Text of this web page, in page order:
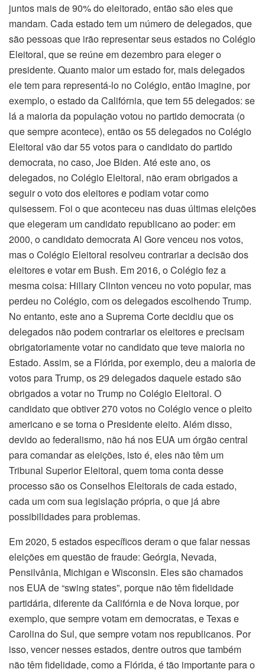
juntos mais de 90% do eleitorado, então são eles que
mandam. Cada estado tem um número de delegados, que
são pessoas que irão representar seus estados no Colégio
Eleitoral, que se reúne em dezembro para eleger o
presidente. Quanto maior um estado for, mais delegados
ele tem para representá-lo no Colégio, então imagine, por
exemplo, o estado da Califórnia, que tem 55 delegados: se
lá a maioria da população votou no partido democrata (o
que sempre acontece), então os 55 delegados no Colégio
Eleitoral vão dar 55 votos para o candidato do partido
democrata, no caso, Joe Biden. Até este ano, os
delegados, no Colégio Eleitoral, não eram obrigados a
seguir o voto dos eleitores e podiam votar como
quisessem. Foi o que aconteceu nas duas últimas eleições
que elegeram um candidato republicano ao poder: em
2000, o candidato democrata Al Gore venceu nos votos,
mas o Colégio Eleitoral resolveu contrariar a decisão dos
eleitores e votar em Bush. Em 2016, o Colégio fez a
mesma coisa: Hillary Clinton venceu no voto popular, mas
perdeu no Colégio, com os delegados escolhendo Trump.
No entanto, este ano a Suprema Corte decidiu que os
delegados não podem contrariar os eleitores e precisam
obrigatoriamente votar no candidato que teve maioria no
Estado. Assim, se a Flórida, por exemplo, deu a maioria de
votos para Trump, os 29 delegados daquele estado são
obrigados a votar no Trump no Colégio Eleitoral. O
candidato que obtiver 270 votos no Colégio vence o pleito
americano e se torna o Presidente eleito. Além disso,
devido ao federalismo, não há nos EUA um órgão central
para comandar as eleições, isto é, eles não têm um
Tribunal Superior Eleitoral, quem toma conta desse
processo são os Conselhos Eleitorais de cada estado,
cada um com sua legislação própria, o que já abre
possibilidades para problemas.
Em 2020, 5 estados específicos deram o que falar nessas
eleições em questão de fraude: Geórgia, Nevada,
Pensilvânia, Michigan e Wisconsin. Eles são chamados
nos EUA de “swing states”, porque não têm fidelidade
partidária, diferente da Califórnia e de Nova Iorque, por
exemplo, que sempre votam em democratas, e Texas e
Carolina do Sul, que sempre votam nos republicanos. Por
isso, vencer nesses estados, dentre outros que também
não têm fidelidade, como a Flórida, é tão importante para o